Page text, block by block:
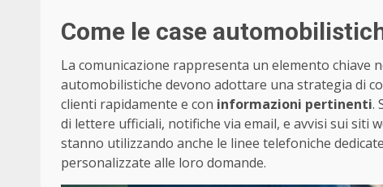
Come le case
La comunicazione rappresenta un elemento chiave
automobilistiche devono adottare una strategia di
clienti rapidamente e con informazioni pertinenti.
di lettere ufficiali, notifiche via email, e avvisi sui siti
stanno utilizzando anche le linee telefoniche
personalizzate alle loro domande.